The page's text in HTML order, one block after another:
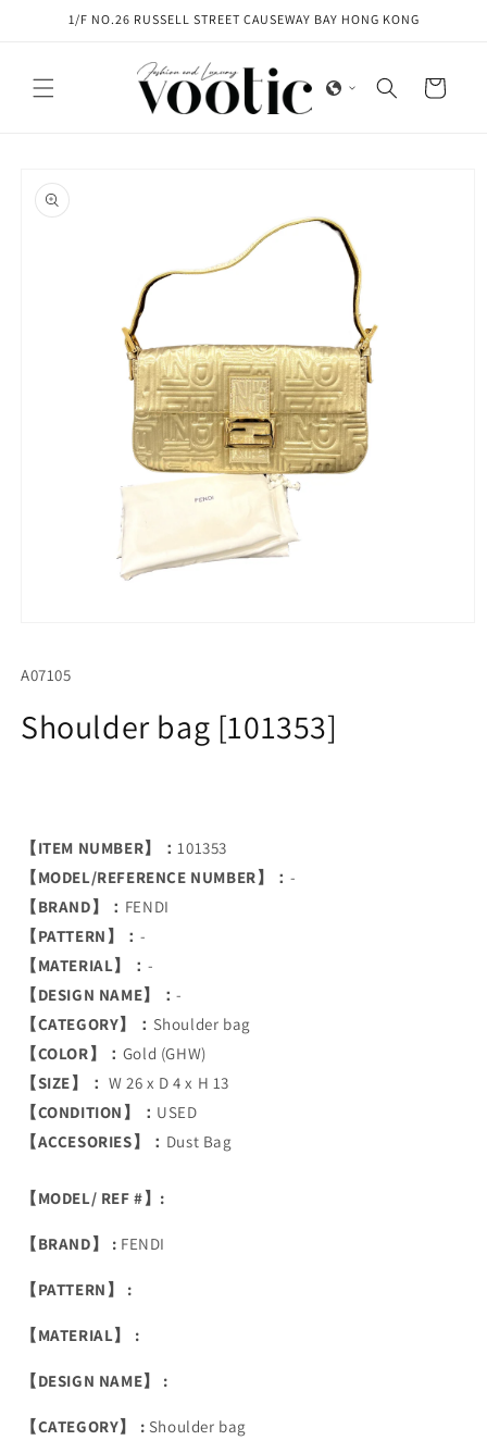
Skip to1/F NO.26 RUSSELL STREET CAUSEWAY BAY HONG KONG
Cart
product
information
in
SKU:
A07105
Shoulder bag [101353]
【ITEM NUMBER】：101353
【MODEL/REFERENCE NUMBER】： -
【BRAND】： FENDI
【PATTERN】： -
【MATERIAL】： -
【DESIGN NAME】：-
【CATEGORY】： Shoulder bag
【COLOR】： Gold (GHW)
【SIZE】： W 26 x D 4 x H 13
【CONDITION】： USED
【ACCESORIES】： Dust Bag
【MODEL/ REF #】:
【BRAND】 : FENDI
【PATTERN】 :
【MATERIAL】 :
【DESIGN NAME】 :
【CATEGORY】 : Shoulder bag